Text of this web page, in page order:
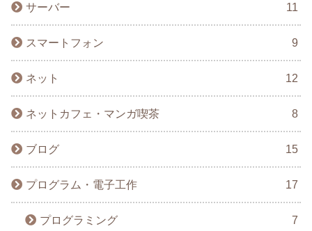
サーバー 11
スマートフォン 9
ネット 12
ネットカフェ・マンガ喫茶 8
ブログ 15
プログラム・電子工作 17
プログラミング 7